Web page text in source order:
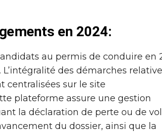
en 2024:
au permis de conduire en
des démarches
centralisées sur le site
plateforme assure une gestion
la déclaration de perte ou de
du dossier, ainsi que la